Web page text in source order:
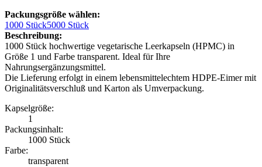
Packungsgröße wählen:
1000 Stück5000 Stück
Beschreibung:
1000 Stück hochwertige vegetarische Leerkapseln (HPMC) in
Größe 1 und Farbe transparent. Ideal für Ihre
Nahrungsergänzungsmittel.
Die Lieferung erfolgt in einem lebensmittelechtem HDPE-Eimer mit
Originalitätsverschluß und Karton als Umverpackung.
Kapselgröße:
1
Packungsinhalt:
1000 Stück
Farbe:
transparent